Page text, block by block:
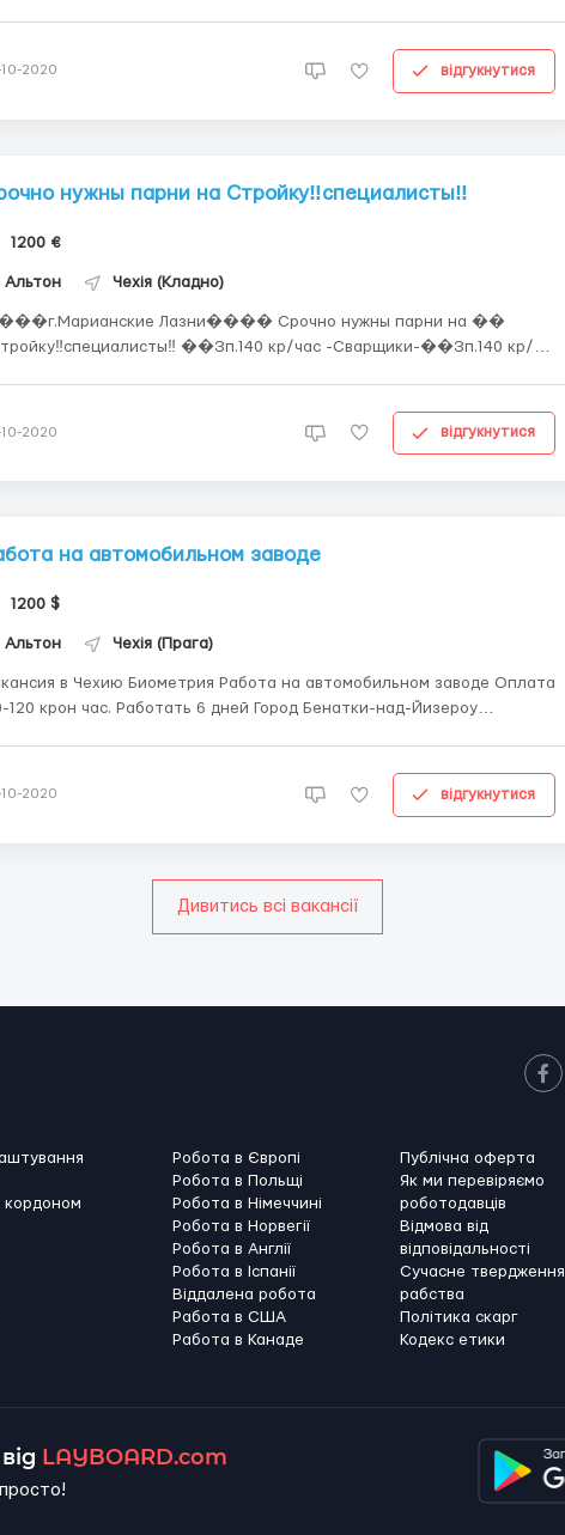
10-2020 відгукнутися
нужны парни на Стройку‼️специалисты‼️
1200 €
Альтон Чехія (Кладно)
Лазни���� Срочно нужны парни на ��
��Зп.140 кр/час -Сварщики-��Зп.140 кр/
субботу За детальною інформацією телефон...
10-2020 відгукнутися
на автомобильном заводе
1200 $
Альтон Чехія (Прага)
в Чехию Биометрия Работа на автомобильном заводе Оплата
час. Работать 6 дней Город Бенатки-над-Йизероу
10-2020 відгукнутися
Дивитись всі вакансії
Робота в Європі
Робота в Польщі
Робота в Німеччині
Робота в Норвегії
Робота в Англії
Робота в Іспанії
Віддалена робота
Работа в США
Работа в Канадe
Публічна оферта
Як ми перевіряємо
роботодавців
Відмова від
відповідальності
Сучасне твердження
рабства
Політика скарг
Кодекс етики
LAYBOARD.com